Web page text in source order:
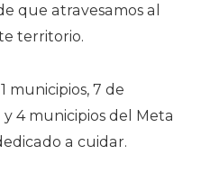
que atravesamos al
territorio.
municipios, 7 de
4 municipios del Meta
a cuidar.